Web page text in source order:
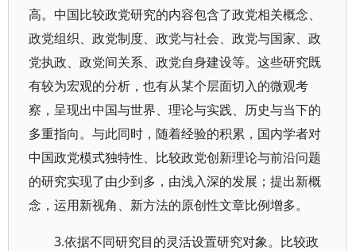
高。中国比较政党研究的内容包含了政党相关概念、
政党组织、政党制度、政党与社会、政党与国家、政
党执政、政党间关系、政党自身建设等。这些研究既
有较为宏观的分析，也有从某个层面切入的微观考
察，呈现出中国与世界、理论与实践、历史与当下的
多重指向。与此同时，随着经验的积累，国内学者对
中国政党模式独特性、比较政党创新理论与前沿问题
的研究实现了由少到多，由浅入深的发展；提出新概
念，运用新视角、新方法的原创性文章比例增多。
3.依据不同研究目的灵活设置研究对象。比较政